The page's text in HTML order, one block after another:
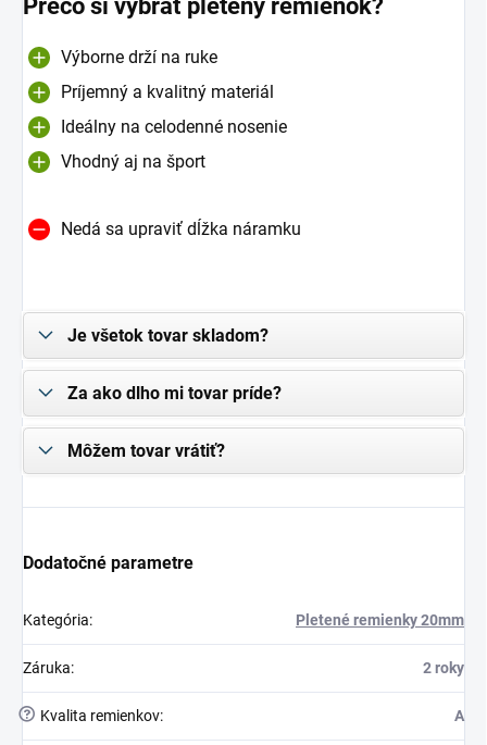
Prečo si vybrať pletený remienok?
Výborne drží na ruke
Príjemný a kvalitný materiál
Ideálny na celodenné nosenie
Vhodný aj na šport
Nedá sa upraviť dĺžka náramku
Je všetok tovar skladom?
Za ako dlho mi tovar príde?
Môžem tovar vrátiť?
Dodatočné parametre
Kategória: Pletené remienky 20mm
Záruka: 2 roky
? Kvalita remienkov: A